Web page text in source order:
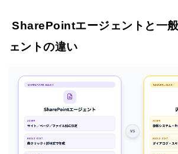
SharePointエージェントと一
ェントの違い